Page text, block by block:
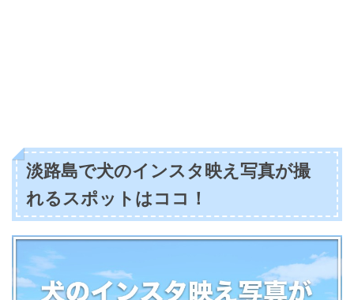
淡路島で犬のインスタ映え写真が撮
れるスポットはココ！